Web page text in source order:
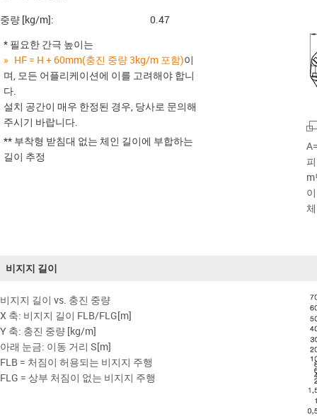
중량 [kg/m]:
0.47
* 필요한 간극 높이는
HF = H + 60mm(충진 중량 3kg/m 포함)이
며, 모든 어플리케이션에 이를 고려해야 합니
다.
설치 공간이 매우 한정된 경우, 당사로 문의해
주시기 바랍니다.
** 부착형 받침대 없는 체인 길이에 부합하는
길이 추정
비지지 길이
비지지 길이 vs. 충진 중량
X 축: 비지지 길이 FLB/FLG[m]
Y 축: 충진 중량 [kg/m]
아래 눈금: 이동 거리 S[m]
FLB = 처짐이 허용되는 비지지 주행
FLG = 상부 처짐이 없는 비지지 주행